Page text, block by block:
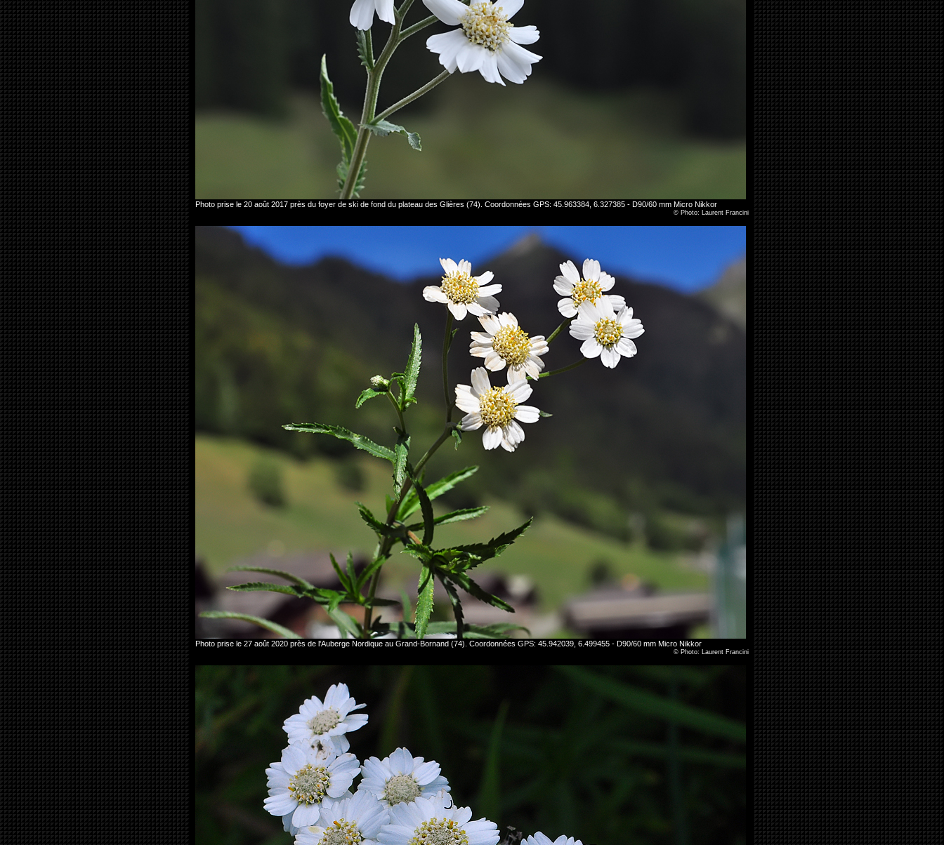
Photo prise le 20 août 2017 près du foyer de ski de fond du plateau des Glières (74). Coordonnées GPS: 45.963384, 6.327385 - D90/60 mm Micro Nikkor
© Photo: Laurent Francini
Photo prise le 27 août 2020 près de l'Auberge Nordique au Grand-Bornand (74). Coordonnées GPS: 45.942039, 6.499455 - D90/60 mm Micro Nikkor
© Photo: Laurent Francini